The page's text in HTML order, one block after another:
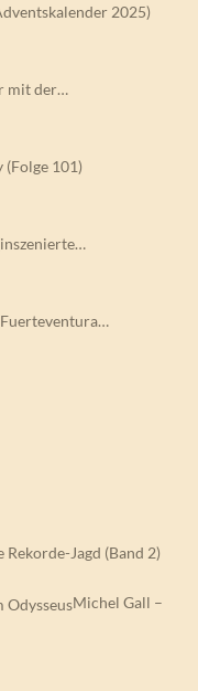
2025)
mit der…
(Folge 101)
Fuerteventura…
Rekorde-Jagd (Band 2)
Michel Gall –